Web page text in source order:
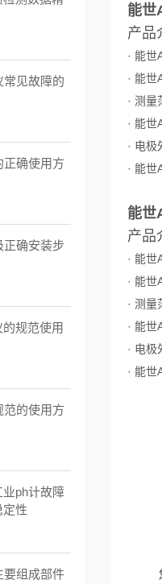
能世
产品
· 能世
· 能世
· 测
· 能世
· 电
· 能世
能世
产品
· 能世
· 能世
· 测
· 能世
· 电
· 能世
常见故障的
正确使用方
正确安装步
规范使用
范的使用方
ph计故障
定性
要组成部件